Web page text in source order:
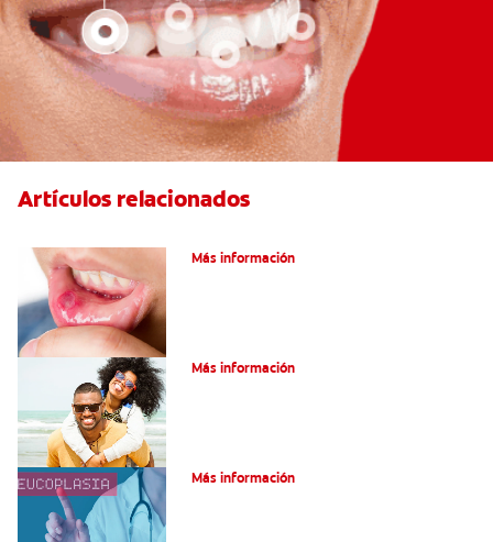
Artículos relacionados
Más información
Más información
Más información